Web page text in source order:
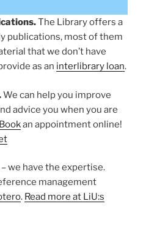
The Library offers a
publications, most of them
that we don’t have
as an interlibrary loan.
We can help you improve
advice you when you are
Bookan appointment online!
– we have the expertise.
management
. Read more at LiU:s